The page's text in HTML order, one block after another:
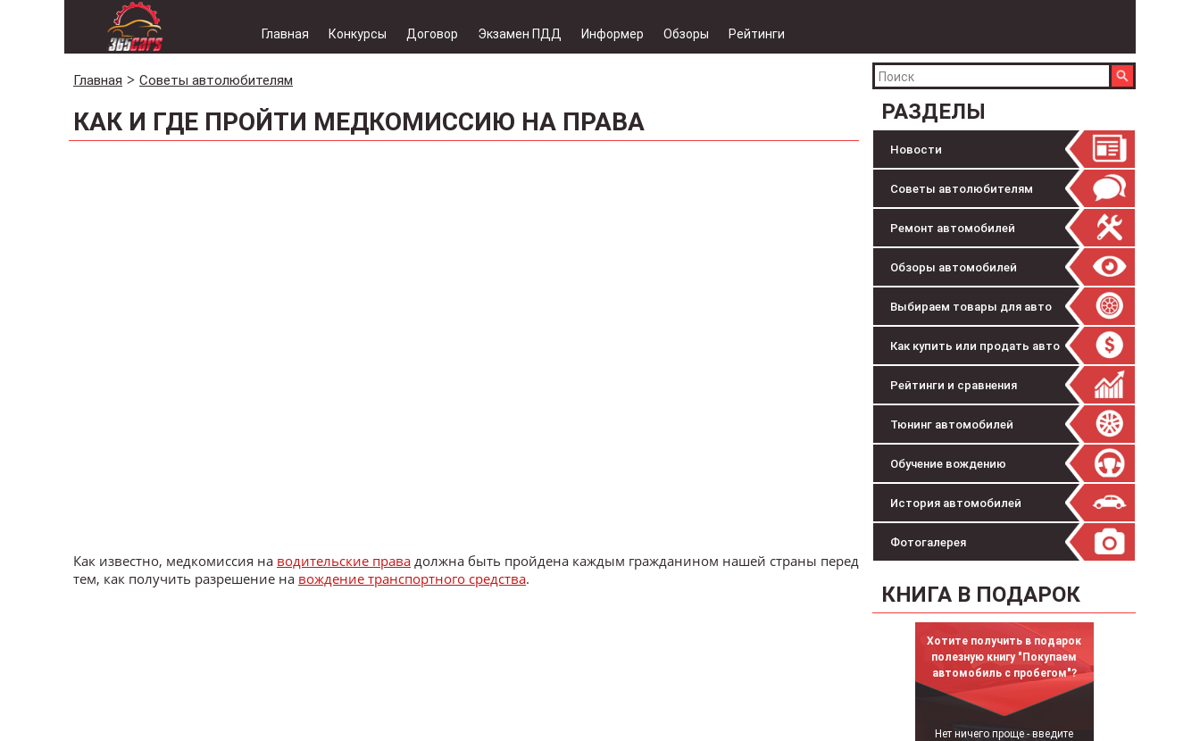
Главная Конкурсы Договор Экзамен ПДД Информер Обзоры Рейтинги
РАЗДЕЛЫ
Новости
Советы автолюбителям
Ремонт автомобилей
Обзоры автомобилей
Выбираем товары для авто
Как купить или продать авто
Рейтинги и сравнения
Тюнинг автомобилей
Обучение вождению
История автомобилей
Фотогалерея
КНИГА В ПОДАРОК
Хотите получить в подарок
полезную книгу "Покупаем
автомобиль с пробегом"?
Нет ничего проще - введите
Главная Советы автолюбителям
КАК И ГДЕ ПРОЙТИ МЕДКОМИССИЮ НА ПРАВА
Как известно, медкомиссия на водительские права должна быть пройдена каждым гражданином нашей страны перед
тем, как получить разрешение на вождение транспортного средства.